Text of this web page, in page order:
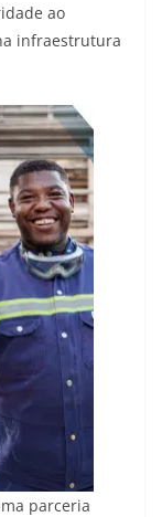
ao
infraestrutura
parceria